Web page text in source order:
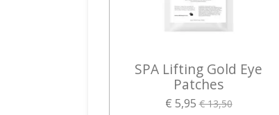
SPA Lifting Gold Eye
Patches
€ 5,95 € 13,50